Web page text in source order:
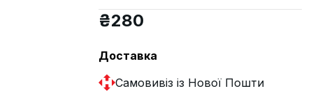
₴280
Доставка
Самовивіз із Нової Пошти